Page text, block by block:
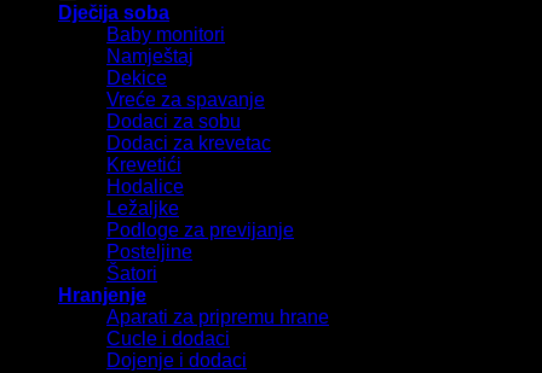
Dječija soba
Baby monitori
Namještaj
Dekice
Vreće za spavanje
Dodaci za sobu
Dodaci za krevetac
Krevetići
Hodalice
Ležaljke
Podloge za previjanje
Posteljine
Šatori
Hranjenje
Aparati za pripremu hrane
Cucle i dodaci
Dojenje i dodaci